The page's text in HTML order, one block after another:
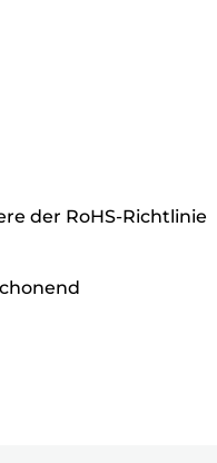
der RoHS-Richtlinie